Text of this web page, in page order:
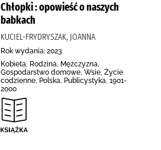
Chłopki : opowieść o naszych
babkach
KUCIEL-FRYDRYSZAK, JOANNA
Rok wydania: 2023
Kobieta, Rodzina, Mężczyzna,
Gospodarstwo domowe, Wsie, Życie
codzienne, Polska, Publicystyka, 1901-
2000